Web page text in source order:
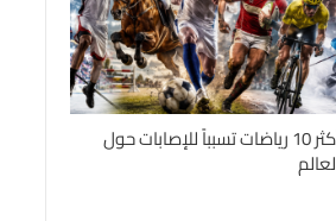
أكثر 10 رياضات تسبباً للإصابات حول